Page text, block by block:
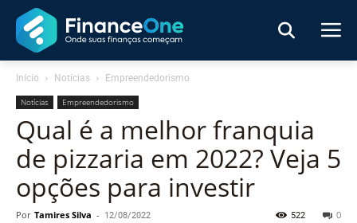
Início Notícias Empreendedorismo
Notícias Empreendedorismo
Qual é a melhor franquia
de pizzaria em 2022? Veja 5
opções para investir
Por Tamires Silva - 12/08/2022 0
522